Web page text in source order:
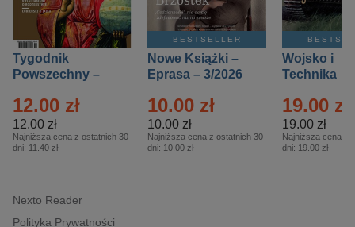
Tygodnik
Powszechny –
12.00 zł
12.00 zł
Najniższa cena z ostatnich 30
dni: 11.40 zł
BESTSELLER
Nowe Książki –
Eprasa – 3/2026
10.00 zł
10.00 zł
Najniższa cena z ostatnich 30
dni: 10.00 zł
Wojsko i
Technika
– 2/2026
19.00 zł
19.00 zł
Najniższa cena z
dni: 19.00 zł
Nexto Reader
Polityka Prywatności